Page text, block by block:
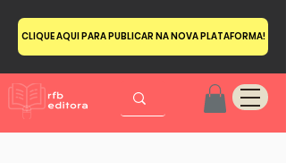
CLIQUE AQUI PARA PUBLICAR NA NOVA PLATAFORMA!